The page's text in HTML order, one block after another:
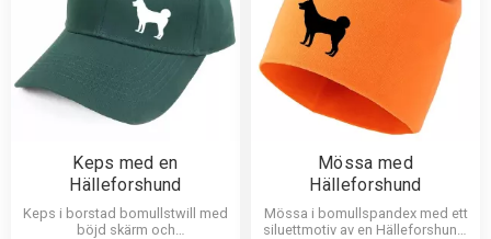
Keps med en
Hälleforshund
Keps i borstad bomullstwill med
böjd skärm och
Mössa med
Hälleforshund
Mössa i bomullspandex med ett
siluettmotiv av en Hälleforshund.